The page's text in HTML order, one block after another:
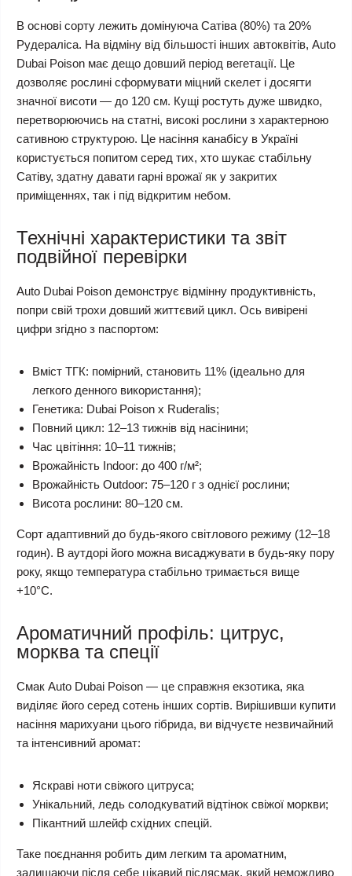
В основі сорту лежить домінуюча Сатіва (80%) та 20%
Рудераліса. На відміну від більшості інших автоквітів, Auto
Dubai Poison має дещо довший період вегетації. Це
дозволяє рослині сформувати міцний скелет і досягти
значної висоти — до 120 см. Кущі ростуть дуже швидко,
перетворюючись на статні, високі рослини з характерною
сативною структурою. Це насіння канабісу в Україні
користується попитом серед тих, хто шукає стабільну
Сатіву, здатну давати гарні врожаї як у закритих
приміщеннях, так і під відкритим небом.
Технічні характеристики та звіт
подвійної перевірки
Auto Dubai Poison демонструє відмінну продуктивність,
попри свій трохи довший життєвий цикл. Ось вивірені
цифри згідно з паспортом:
Вміст ТГК: помірний, становить 11% (ідеально для
легкого денного використання);
Генетика: Dubai Poison x Ruderalis;
Повний цикл: 12–13 тижнів від насінини;
Час цвітіння: 10–11 тижнів;
Врожайність Indoor: до 400 г/м²;
Врожайність Outdoor: 75–120 г з однієї рослини;
Висота рослини: 80–120 см.
Сорт адаптивний до будь-якого світлового режиму (12–18
годин). В аутдорі його можна висаджувати в будь-яку пору
року, якщо температура стабільно тримається вище
+10°C.
Ароматичний профіль: цитрус,
морква та спеції
Смак Auto Dubai Poison — це справжня екзотика, яка
виділяє його серед сотень інших сортів. Вирішивши купити
насіння марихуани цього гібрида, ви відчуєте незвичайний
та інтенсивний аромат:
Яскраві ноти свіжого цитруса;
Унікальний, ледь солодкуватий відтінок свіжої моркви;
Пікантний шлейф східних спецій.
Таке поєднання робить дим легким та ароматним,
залишаючи після себе цікавий післясмак, який неможливо